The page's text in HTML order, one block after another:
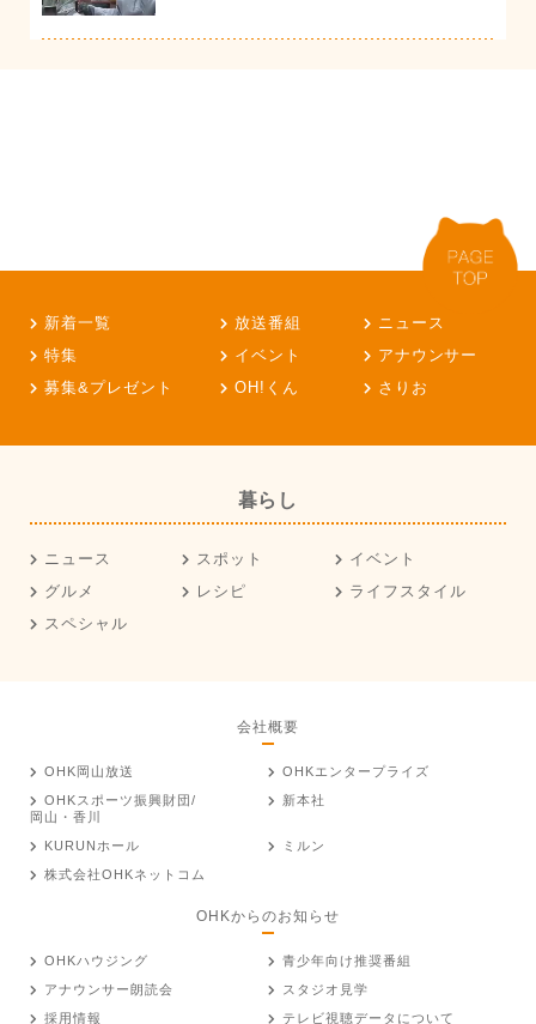
新着一覧 放送番組
ニュース
特集
イベント
アナウンサー
募集&プレゼント
OH!くん さりお
暮らし
ニュース スポット
イベント
グルメ
レシピ
ライフスタイル
スペシャル
会社概要
OHK岡山放送
OHKエンタープライズ
OHKスポーツ振興財団/
岡山・香川
新本社
KURUNホール
ミルン
株式会社OHKネットコム
OHKからのお知らせ
OHKハウジング
青少年向け推奨番組
アナウンサー朗読会
スタジオ見学
採用情報
テレビ視聴データについて